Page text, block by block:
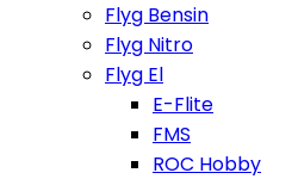
Flyg Bensin
Flyg Nitro
Flyg El
E-Flite
FMS
ROC Hobby